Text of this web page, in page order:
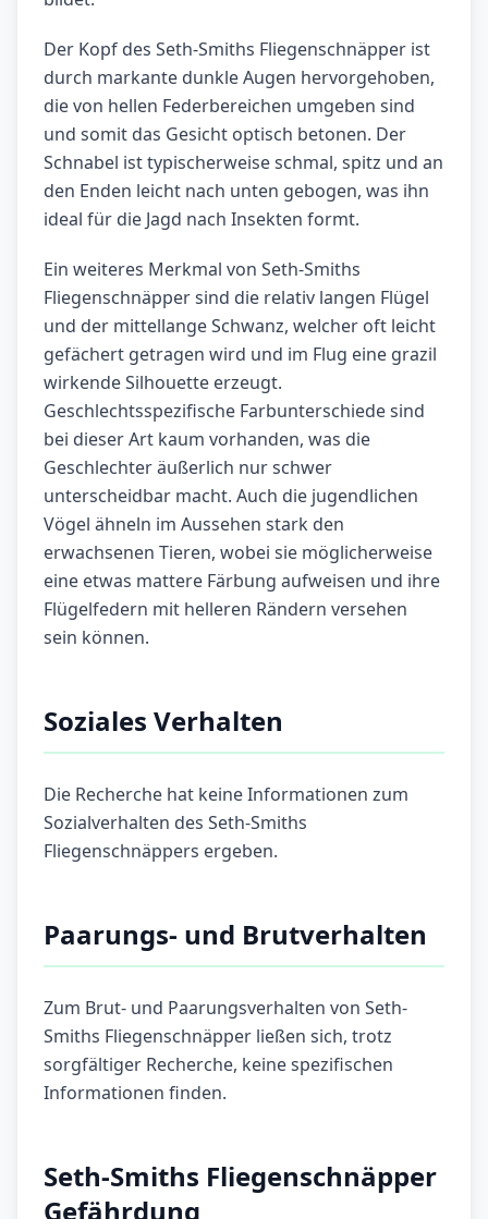
Der Kopf des Seth-Smiths Fliegenschnäpper ist
durch markante dunkle Augen hervorgehoben,
die von hellen Federbereichen umgeben sind
und somit das Gesicht optisch betonen. Der
Schnabel ist typischerweise schmal, spitz und an
den Enden leicht nach unten gebogen, was ihn
ideal für die Jagd nach Insekten formt.
Ein weiteres Merkmal von Seth-Smiths
Fliegenschnäpper sind die relativ langen Flügel
und der mittellange Schwanz, welcher oft leicht
gefächert getragen wird und im Flug eine grazil
wirkende Silhouette erzeugt.
Geschlechtsspezifische Farbunterschiede sind
bei dieser Art kaum vorhanden, was die
Geschlechter äußerlich nur schwer
unterscheidbar macht. Auch die jugendlichen
Vögel ähneln im Aussehen stark den
erwachsenen Tieren, wobei sie möglicherweise
eine etwas mattere Färbung aufweisen und ihre
Flügelfedern mit helleren Rändern versehen
sein können.
Soziales Verhalten
Die Recherche hat keine Informationen zum
Sozialverhalten des Seth-Smiths
Fliegenschnäppers ergeben.
Paarungs- und Brutverhalten
Zum Brut- und Paarungsverhalten von Seth-
Smiths Fliegenschnäpper ließen sich, trotz
sorgfältiger Recherche, keine spezifischen
Informationen finden.
Seth-Smiths Fliegenschnäpper
Gefährdung